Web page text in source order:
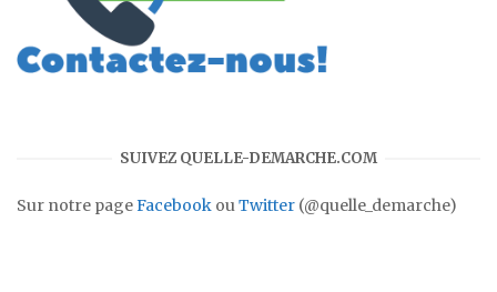
SUIVEZ QUELLE-DEMARCHE.COM
Sur notre pageFacebook ouTwitter (@quelle_demarche)